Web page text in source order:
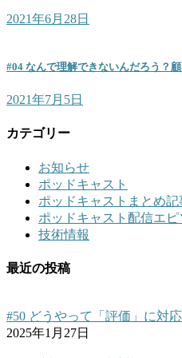
2021年6月28日
#04 なんで理解できないんだろう？
2021年7月5日
カテゴリー
お知らせ
ポッドキャスト
ポッドキャストまとめ記
ポッドキャスト配信エピ
技術情報
最近の投稿
#50 どうやって「評価」に対
2025年1月27日